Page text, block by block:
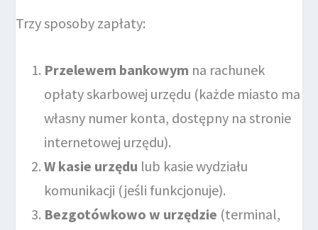
Trzy sposoby zapłaty:
Przelewem bankowym na rachunek
opłaty skarbowej urzędu (każde miasto ma
własny numer konta, dostępny na stronie
internetowej urzędu).
W kasie urzędu lub kasie wydziału
komunikacji (jeśli funkcjonuje).
Bezgotówkowo w urzędzie (terminal,